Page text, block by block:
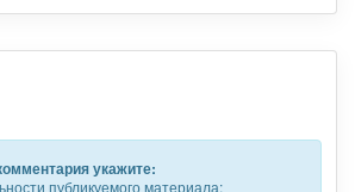
укажите:
публикуемого материала;